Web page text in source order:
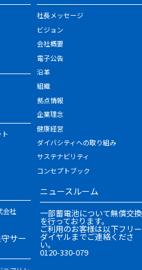
会社
サー
社長メッセージ
ビジョン
会社概要
電子公告
沿革
組織
拠点情報
企業理念
健康経営
ダイバシティへの取り組み
サステナビリティ
コンセプトブック
ニュースルーム
一部蓄電池について無償交換
を行っております。
ご利用のお客様は以下フリー
ダイヤルまでご連絡くださ
い。
0120-330-079